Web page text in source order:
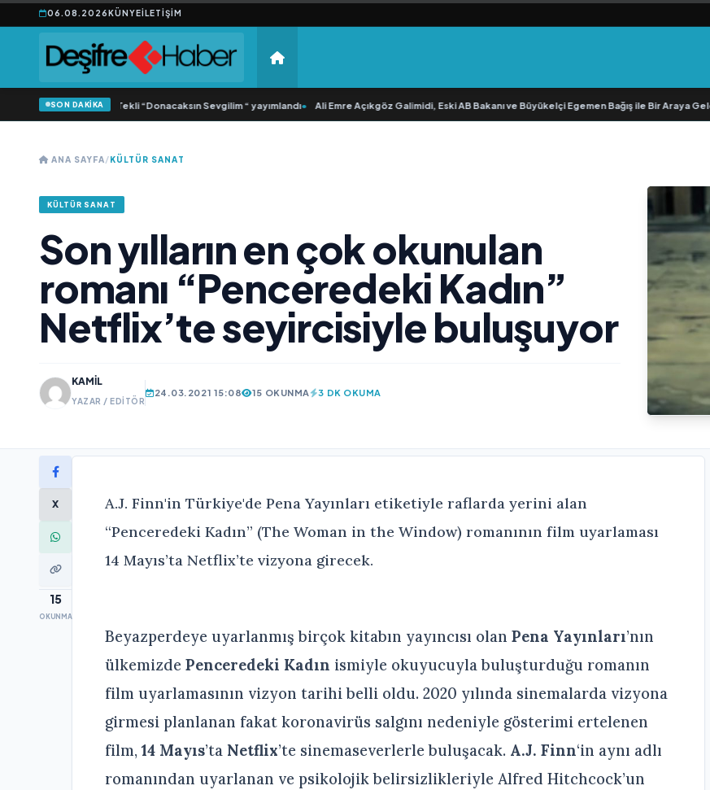
06.08.2026KÜNYEİLETIŞIM
SON DAKİKA
Samlı ‘dan İkinci Tekli “Donacaksın Sevgilim “ yayımlandı• Ali Emre Açıkgöz Galimidi, Eski AB Bakanı ve Büyükelçi Egemen Bağış ile Bir Araya Geldi•
ANA SAYFA/KÜLTÜR SANAT
KÜLTÜR SANAT
Son yılların en çok okunulan
romanı “Penceredeki Kadın”
Netflix’te seyircisiyle buluşuyor
KAMIL
YAZAR / EDITÖR
24.03.2021 15:08 15 OKUNMA 3 DK OKUMA
X
15
OKUNMA
A.J. Finn'in Türkiye'de Pena Yayınları etiketiyle raflarda yerini alan
“Penceredeki Kadın” (The Woman in the Window) romanının film uyarlaması
14 Mayıs’ta Netflix’te vizyona girecek.
Beyazperdeye uyarlanmış birçok kitabın yayıncısı olan Pena Yayınları’nın
ülkemizde Penceredeki Kadın ismiyle okuyucuyla buluşturduğu romanın
film uyarlamasının vizyon tarihi belli oldu. 2020 yılında sinemalarda vizyona
girmesi planlanan fakat koronavirüs salgını nedeniyle gösterimi ertelenen
film,14 Mayıs’ta Netflix’te sinemaseverlerle buluşacak. A.J. Finn‘in aynı adlı
romanından uyarlanan ve psikolojik belirsizlikleriyle Alfred Hitchcock’un